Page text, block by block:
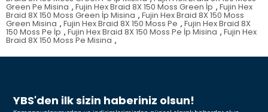
Green Pe Misina , Fujin Hex Braid 8X 150 Moss Green İp , Fujin Hex
Braid 8X 150 Moss Green İp Misina , Fujin Hex Braid 8X 150 Moss
Green Misina , Fujin Hex Braid 8X 150 Moss Pe , Fujin Hex Braid 8X
150 Moss Pe İp , Fujin Hex Braid 8X 150 Moss Pe İp Misina , Fujin Hex
Braid 8X 150 Moss Pe Misina ,
YBS'den ilk sizin haberiniz olsun!